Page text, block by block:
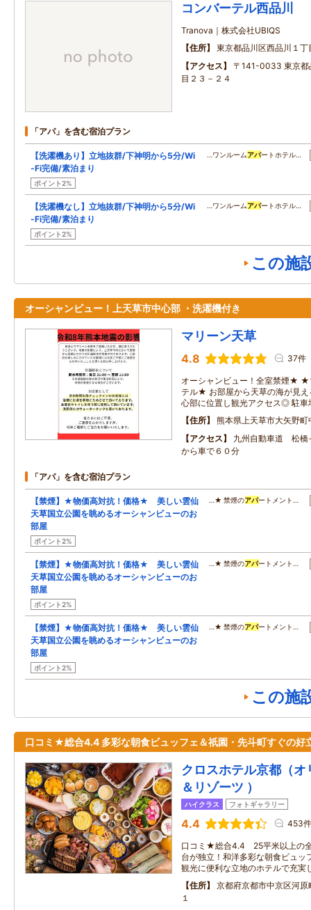
コンバーテル西品川
Tranova｜株式会社UBIQS
住所
東京都品川区西品川１丁
アクセス
〒141-0033 東京都
目２３－２４
「アパ」を含む宿泊プラン
【洗濯機あり】立地抜群/下神明から5分/Wi
-Fi完備/素泊まり
ポイント2%
…ワンルームアパートホテル…
【洗濯機なし】立地抜群/下神明から5分/Wi
-Fi完備/素泊まり
ポイント2%
…ワンルームアパートホテル…
この施
オーシャンビュー！上天草市中心部 ・洗濯機付き
マリーン天草
4.8 37件
オーシャンビュー！全室禁煙★ ★
テル★ お部屋から天草の海が見え
心部に位置し観光アクセス◎ 駐車
住所
熊本県上天草市大矢野
アクセス
九州自動車道 松橋
から車で６０分
「アパ」を含む宿泊プラン
【禁煙】★物価高対抗！価格★ 美しい雲仙
天草国立公園を眺めるオーシャンビューのお
部屋
ポイント2%
…★ 禁煙のアパートメント…
【禁煙】★物価高対抗！価格★ 美しい雲仙
天草国立公園を眺めるオーシャンビューのお
部屋
ポイント2%
…★ 禁煙のアパートメント…
【禁煙】★物価高対抗！価格★ 美しい雲仙
天草国立公園を眺めるオーシャンビューのお
部屋
ポイント2%
…★ 禁煙のアパートメント…
この施
口コミ★総合4.4 多彩な朝食ビュッフェ＆祇園・先斗町すぐの好
クロスホテル京都（
＆リゾーツ ）
ハイクラス フォトギャラリー
4.4 453件
口コミ★総合4.4 25平米以上の
台が独立！和洋多彩な朝食ビュッ
観光に便利な立地のホテルで充実
住所
京都府京都市中京区河
１